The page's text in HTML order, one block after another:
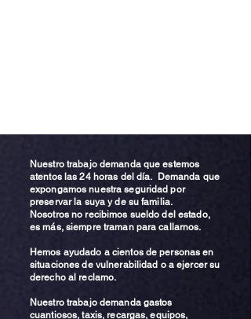
Nuestro trabajo demanda que estemos
atentos las 24 horas del día. Demanda que
expongamos nuestra seguridad por
preservar la suya y de su familia.
Nosotros no recibimos sueldo del estado,
es más, siempre traman para callarnos.
Hemos ayudado a cientos de personas en
situaciones de vulnerabilidad o a ejercer su
derecho al reclamo.
Nuestro trabajo demanda gastos
cuantiosos, taxis, recargas, equipos,